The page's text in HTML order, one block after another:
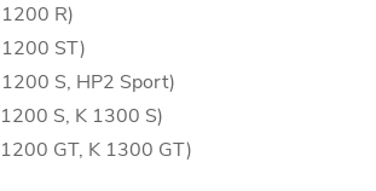
R)
ST)
S, HP2 Sport)
S, K 1300 S)
GT, K 1300 GT)